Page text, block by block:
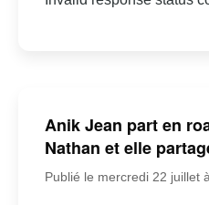
Anik Jean part en
Nathan et elle
Publié le mercredi 22 juillet